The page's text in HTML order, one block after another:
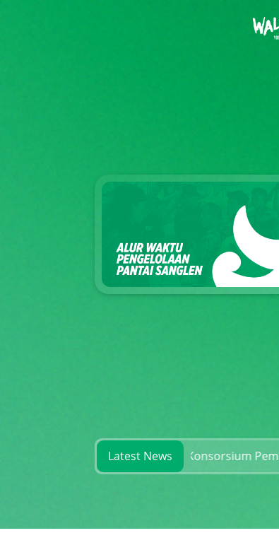
Latest News
dan Rekam Jejak Konsorsium Pemenang